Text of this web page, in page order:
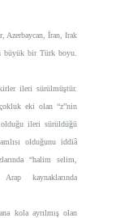
İran, Irak
büyük bir Türk boyu.
ileri sürülmüştür.
eki olan “z”nin
ileri sürüldüğü
olduğunu iddiâ
“halim selim,
kaynaklarında
kola ayrılmış olan